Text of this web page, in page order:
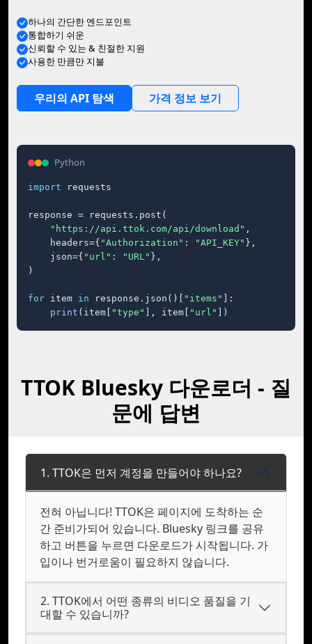
하나의 간단한 엔드포인트
통합하기 쉬운
신뢰할 수 있는 & 친절한 지원
사용한 만큼만 지불
우리의 API 탐색 가격 정보 보기
Python
import requests
response = requests.post(
"https://api.ttok.com/api/download" ,
    headers={
"Authorization" : "API_KEY" },
    json={
"url" : "URL" },
)
for item in response.json()[ "items"
]:
print (item[ "type" ], item[ "url" ])
TTOK Bluesky 다운로더 - 질
문에 답변
1. TTOK은 먼저 계정을 만들어야 하나요?
전혀 아닙니다! TTOK은 페이지에 도착하는 순
간 준비가되어 있습니다. Bluesky 링크를 공유
하고 버튼을 누르면 다운로드가 시작됩니다. 가
입이나 번거로움이 필요하지 않습니다.
2. TTOK에서 어떤 종류의 비디오 품질을 기
대할 수 있습니까?